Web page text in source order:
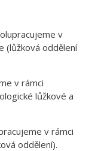
v
(lůžková oddělení
v rámci
lůžkové a
v rámci
oddělení).